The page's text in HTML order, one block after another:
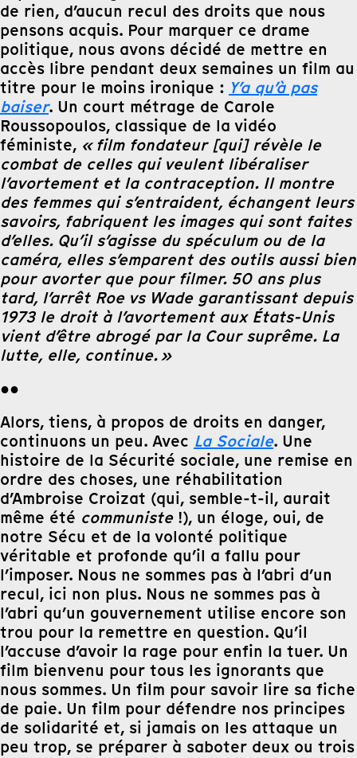
de rien, d’aucun recul des droits que nous
pensons acquis. Pour marquer ce drame
politique, nous avons décidé de mettre en
accès libre pendant deux semaines un film au
titre pour le moins ironique : Y’a qu’à pas
baiser. Un court métrage de Carole
Roussopoulos, classique de la vidéo
féministe, « film fondateur [qui] révèle le
combat de celles qui veulent libéraliser
l’avortement et la contraception. Il montre
des femmes qui s’entraident, échangent leurs
savoirs, fabriquent les images qui sont faites
d’elles. Qu’il s’agisse du spéculum ou de la
caméra, elles s’emparent des outils aussi bien
pour avorter que pour filmer. 50 ans plus
tard, l’arrêt Roe vs Wade garantissant depuis
1973 le droit à l’avortement aux États-Unis
vient d’être abrogé par la Cour suprême. La
lutte, elle, continue. »
●●
Alors, tiens, à propos de droits en danger,
continuons un peu. Avec La Sociale. Une
histoire de la Sécurité sociale, une remise en
ordre des choses, une réhabilitation
d’Ambroise Croizat (qui, semble-t-il, aurait
même été communiste!), un éloge, oui, de
notre Sécu et de la volonté politique
véritable et profonde qu’il a fallu pour
l’imposer. Nous ne sommes pas à l’abri d’un
recul, ici non plus. Nous ne sommes pas à
l’abri qu’un gouvernement utilise encore son
trou pour la remettre en question. Qu’il
l’accuse d’avoir la rage pour enfin la tuer. Un
film bienvenu pour tous les ignorants que
nous sommes. Un film pour savoir lire sa fiche
de paie. Un film pour défendre nos principes
de solidarité et, si jamais on les attaque un
peu trop, se préparer à saboter deux ou trois